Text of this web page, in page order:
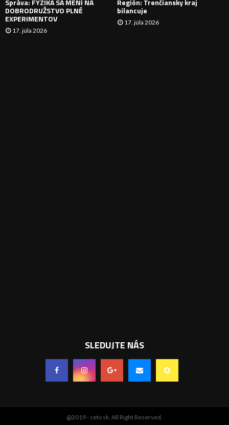
Správa: FYZIKA SA MENÍ NA
DOBRODRUŽSTVO PLNÉ
EXPERIMENTOV
17. júla 2026
Región: Trenčiansky kraj
bilancuje
17. júla 2026
SLEDUJTE NÁS
@2019 - cetv.sk. All Right Reserved.